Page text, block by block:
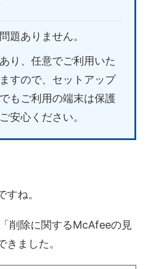
題ありません。
り、任意でご利用いた
すので、セットアップ
もご利用の端末は保護
安心ください。
ね。
削除に関するMcAfeeの見
ました。